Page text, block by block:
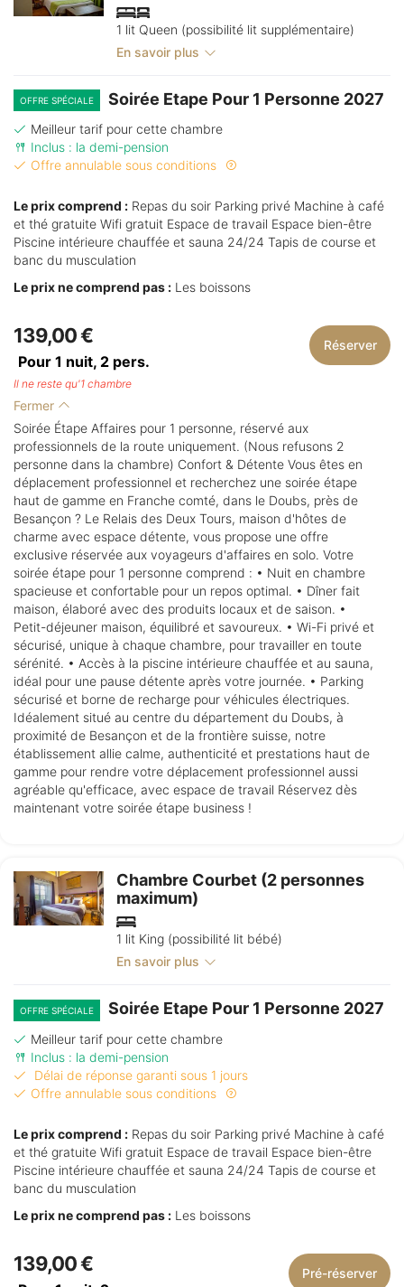
1 lit Queen (possibilité lit supplémentaire)
En savoir plus
OFFRE SPÉCIALE Soirée Etape Pour 1 Personne 2027
Meilleur tarif pour cette chambre
Inclus : la demi-pension
Offre annulable sous conditions
Le prix comprend : Repas du soir Parking privé Machine à café
et thé gratuite Wifi gratuit Espace de travail Espace bien-être
Piscine intérieure chauffée et sauna 24/24 Tapis de course et
banc du musculation
Le prix ne comprend pas : Les boissons
139,00 €
Pour 1 nuit, 2 pers.
Réserver
Il ne reste qu'1 chambre
Fermer
Soirée Étape Affaires pour 1 personne, réservé aux
professionnels de la route uniquement. (Nous refusons 2
personne dans la chambre) Confort & Détente Vous êtes en
déplacement professionnel et recherchez une soirée étape
haut de gamme en Franche comté, dans le Doubs, près de
Besançon ? Le Relais des Deux Tours, maison d'hôtes de
charme avec espace détente, vous propose une offre
exclusive réservée aux voyageurs d'affaires en solo. Votre
soirée étape pour 1 personne comprend : • Nuit en chambre
spacieuse et confortable pour un repos optimal. • Dîner fait
maison, élaboré avec des produits locaux et de saison. •
Petit-déjeuner maison, équilibré et savoureux. • Wi-Fi privé et
sécurisé, unique à chaque chambre, pour travailler en toute
sérénité. • Accès à la piscine intérieure chauffée et au sauna,
idéal pour une pause détente après votre journée. • Parking
sécurisé et borne de recharge pour véhicules électriques.
Idéalement situé au centre du département du Doubs, à
proximité de Besançon et de la frontière suisse, notre
établissement allie calme, authenticité et prestations haut de
gamme pour rendre votre déplacement professionnel aussi
agréable qu'efficace, avec espace de travail Réservez dès
maintenant votre soirée étape business !
Chambre Courbet (2 personnes
maximum)
1 lit King (possibilité lit bébé)
En savoir plus
OFFRE SPÉCIALE Soirée Etape Pour 1 Personne 2027
Meilleur tarif pour cette chambre
Inclus : la demi-pension
Délai de réponse garanti sous 1 jours
Offre annulable sous conditions
Le prix comprend : Repas du soir Parking privé Machine à café
et thé gratuite Wifi gratuit Espace de travail Espace bien-être
Piscine intérieure chauffée et sauna 24/24 Tapis de course et
banc du musculation
Le prix ne comprend pas : Les boissons
139,00 € Pré-réserver